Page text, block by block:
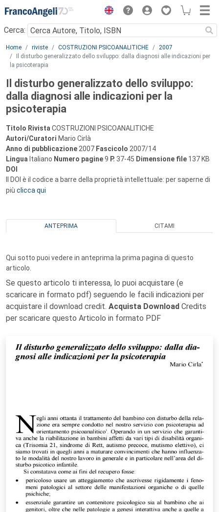
Menu
Cerca:
Main content
Home riviste COSTRUZIONI PSICOANALITICHE
2007
Il disturbo generalizzato dello sviluppo: dalla diagnosi alle indicazioni per
la psicoterapia
Il disturbo generalizzato dello sviluppo:
dalla diagnosi alle indicazioni per la
psicoterapia
Titolo Rivista COSTRUZIONI PSICOANALITICHE
Autori/Curatori Mario Cirlà
Anno di pubblicazione 2007 Fascicolo 2007/14
Lingua Italiano Numero pagine9 P. 37-45 Dimensione file 137 KB
DOI
Il DOI è il codice a barre della proprietà intellettuale: per saperne di
più clicca qui
ANTEPRIMA CITAMI
Qui sotto puoi vedere in anteprima la prima pagina di questo
articolo.
Se questo articolo ti interessa, lo puoi acquistare (e
scaricare in formato pdf) seguendo le facili indicazioni per
acquistare il download credit. Acquista Download Credits
per scaricare questo Articolo in formato PDF